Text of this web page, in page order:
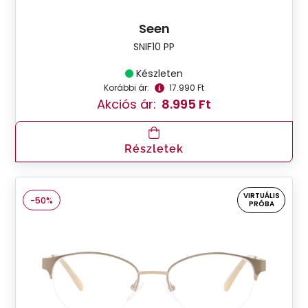
Seen
SNIF10 PP
Készleten
Korábbi ár: 17.990 Ft
Akciós ár: 8.995 Ft
Részletek
-50%
VIRTUÁLIS
PRÓBA